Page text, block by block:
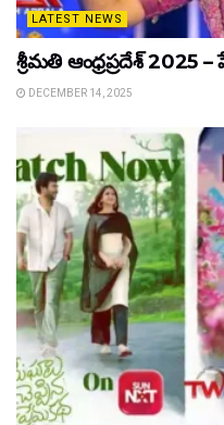
LATEST NEWS
శ్రీమతి ఆంధ్రప్రదేశ్ 2025
DECEMBER 14, 2025